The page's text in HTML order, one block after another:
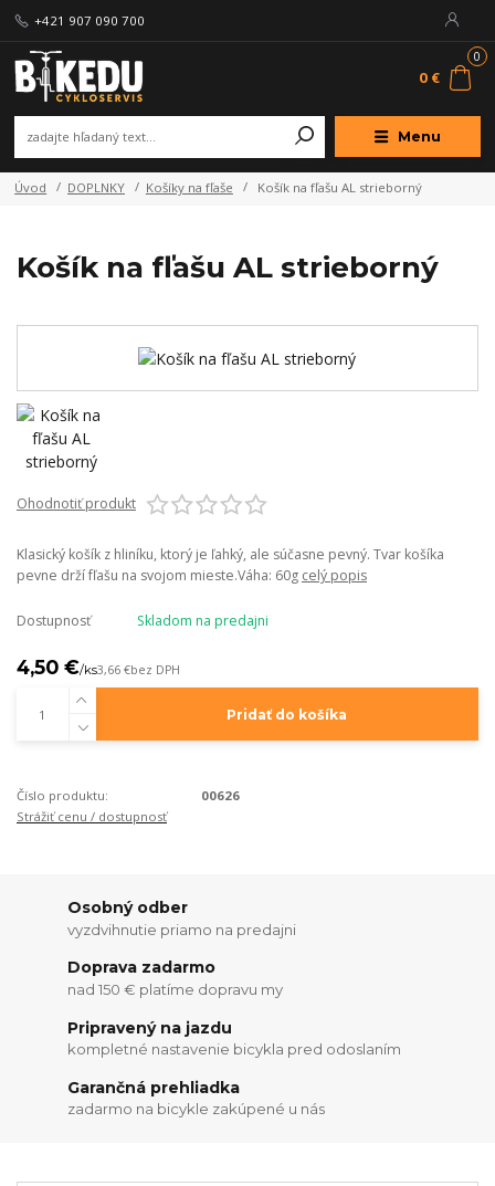
Menu
+421 907 090 700
0
0 €
Úvod DOPLNKY Košíky na fľaše Košík na fľašu AL strieborný
Košík na fľašu AL strieborný
Ohodnotiť produkt
Klasický košík z hliníku, ktorý je ľahký, ale súčasne pevný. Tvar košíka
pevne drží fľašu na svojom mieste.Váha: 60g celý popis
Dostupnosť Skladom na predajni
4,50 €/ks3,66 €bez DPH
Pridať do košíka
Číslo produktu:
00626
Strážiť cenu / dostupnosť
Osobný odber
vyzdvihnutie priamo na predajni
Doprava zadarmo
nad 150 € platíme dopravu my
Pripravený na jazdu
kompletné nastavenie bicykla pred odoslaním
Garančná prehliadka
zadarmo na bicykle zakúpené u nás